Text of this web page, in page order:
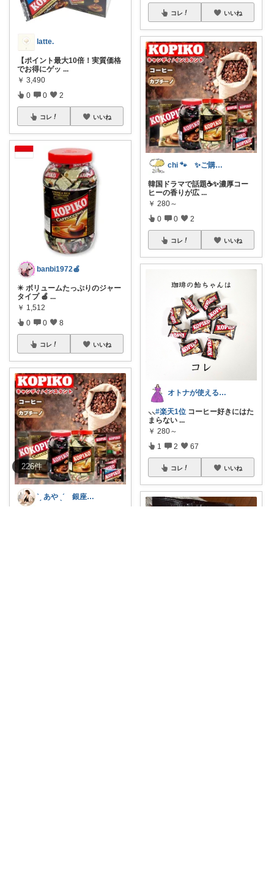
226件
latte.
【ポイント最大10倍！実質価格
でお得にゲッ ...
￥ 3,490
0 0 2
コレ いいね
banbi1972🍎
✴️ ボリュームたっぷりのジャー
タイプ 🍎 ...
￥ 1,512
0 0 8
コレ いいね
ˋˏ あや ˎˊ 銀座ｘ経営者の品格選び
コレ いいね
chi 🐾 ✨ご購入感謝です✨
韓国ドラマで話題☕✨濃厚コー
ヒーの香りが広 ...
￥ 280～
0 0 2
コレ いいね
オトナが使える韓国なアイテムと暮らし
⸜⸜#楽天1位 コーヒー好きにはた
まらない ...
￥ 280～
1 2 67
コレ いいね